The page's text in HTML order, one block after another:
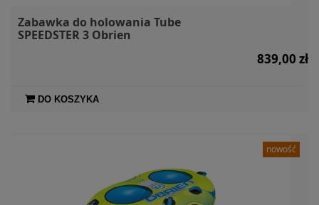
Zabawka do holowania Tube
SPEEDSTER 3 Obrien
839,00 zł
DO KOSZYKA
nowość